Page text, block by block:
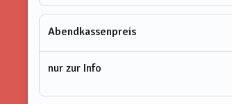
Abendkassenpreis
nur zur Info